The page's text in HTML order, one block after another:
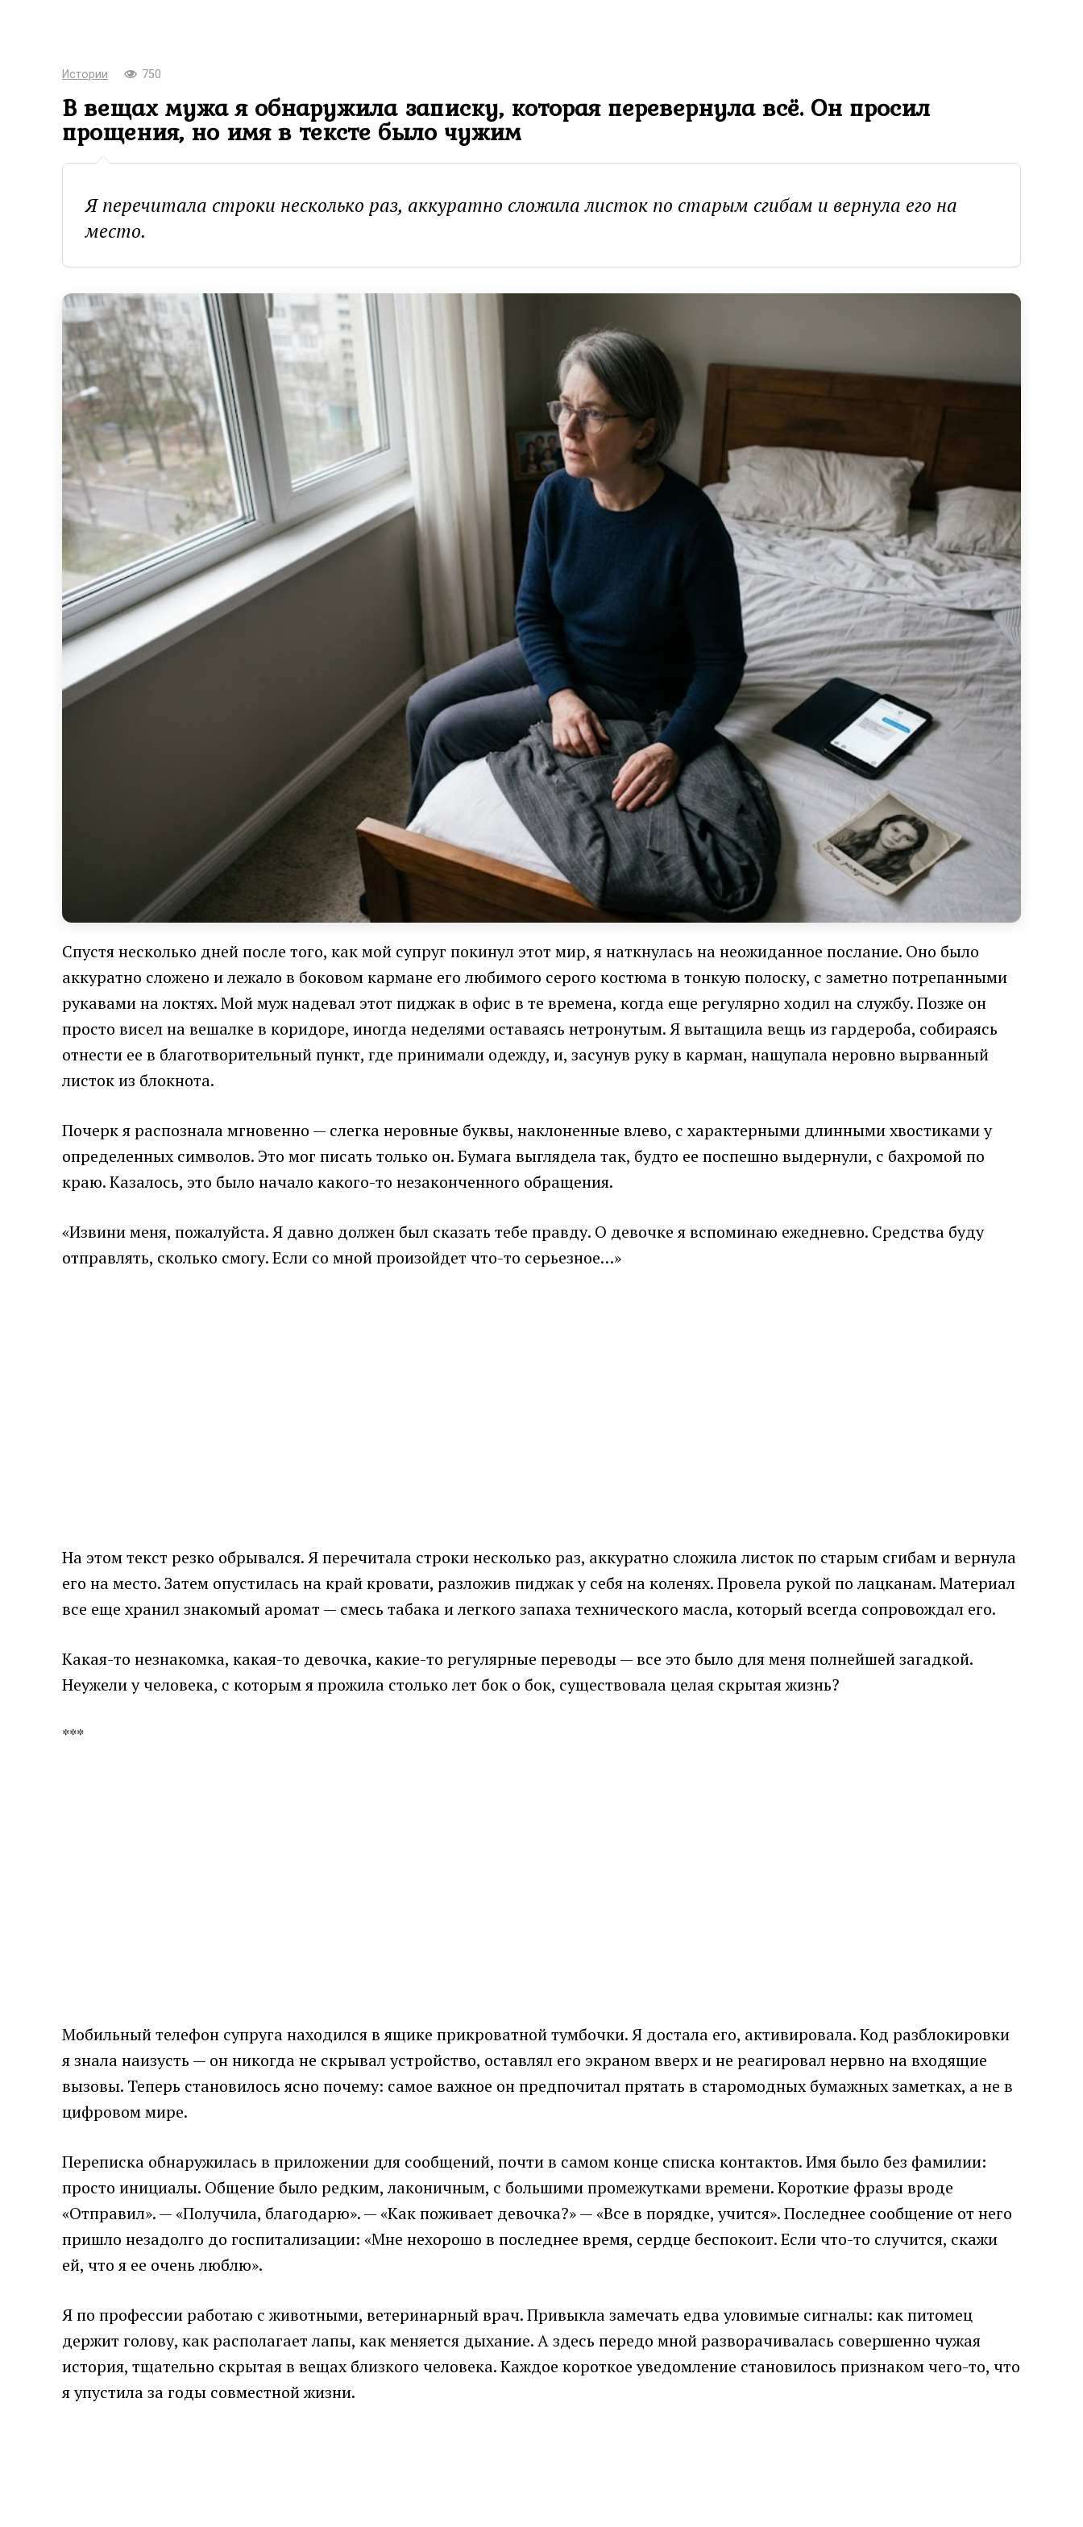
Истории 750
В вещах мужа я обнаружила записку, которая перевернула всё. Он просил
прощения, но имя в тексте было чужим
Я перечитала строки несколько раз, аккуратно сложила листок по старым сгибам и вернула его на
место.
Спустя несколько дней после того, как мой супруг покинул этот мир, я наткнулась на неожиданное послание. Оно было
аккуратно сложено и лежало в боковом кармане его любимого серого костюма в тонкую полоску, с заметно потрепанными
рукавами на локтях. Мой муж надевал этот пиджак в офис в те времена, когда еще регулярно ходил на службу. Позже он
просто висел на вешалке в коридоре, иногда неделями оставаясь нетронутым. Я вытащила вещь из гардероба, собираясь
отнести ее в благотворительный пункт, где принимали одежду, и, засунув руку в карман, нащупала неровно вырванный
листок из блокнота.
Почерк я распознала мгновенно — слегка неровные буквы, наклоненные влево, с характерными длинными хвостиками у
определенных символов. Это мог писать только он. Бумага выглядела так, будто ее поспешно выдернули, с бахромой по
краю. Казалось, это было начало какого-то незаконченного обращения.
«Извини меня, пожалуйста. Я давно должен был сказать тебе правду. О девочке я вспоминаю ежедневно. Средства буду
отправлять, сколько смогу. Если со мной произойдет что-то серьезное…»
На этом текст резко обрывался. Я перечитала строки несколько раз, аккуратно сложила листок по старым сгибам и вернула
его на место. Затем опустилась на край кровати, разложив пиджак у себя на коленях. Провела рукой по лацканам. Материал
все еще хранил знакомый аромат — смесь табака и легкого запаха технического масла, который всегда сопровождал его.
Какая-то незнакомка, какая-то девочка, какие-то регулярные переводы — все это было для меня полнейшей загадкой.
Неужели у человека, с которым я прожила столько лет бок о бок, существовала целая скрытая жизнь?
***
Мобильный телефон супруга находился в ящике прикроватной тумбочки. Я достала его, активировала. Код разблокировки
я знала наизусть — он никогда не скрывал устройство, оставлял его экраном вверх и не реагировал нервно на входящие
вызовы. Теперь становилось ясно почему: самое важное он предпочитал прятать в старомодных бумажных заметках, а не в
цифровом мире.
Переписка обнаружилась в приложении для сообщений, почти в самом конце списка контактов. Имя было без фамилии:
просто инициалы. Общение было редким, лаконичным, с большими промежутками времени. Короткие фразы вроде
«Отправил». — «Получила, благодарю». — «Как поживает девочка?» — «Все в порядке, учится». Последнее сообщение от него
пришло незадолго до госпитализации: «Мне нехорошо в последнее время, сердце беспокоит. Если что-то случится, скажи
ей, что я ее очень люблю».
Я по профессии работаю с животными, ветеринарный врач. Привыкла замечать едва уловимые сигналы: как питомец
держит голову, как располагает лапы, как меняется дыхание. А здесь передо мной разворачивалась совершенно чужая
история, тщательно скрытая в вещах близкого человека. Каждое короткое уведомление становилось признаком чего-то, что
я упустила за годы совместной жизни.